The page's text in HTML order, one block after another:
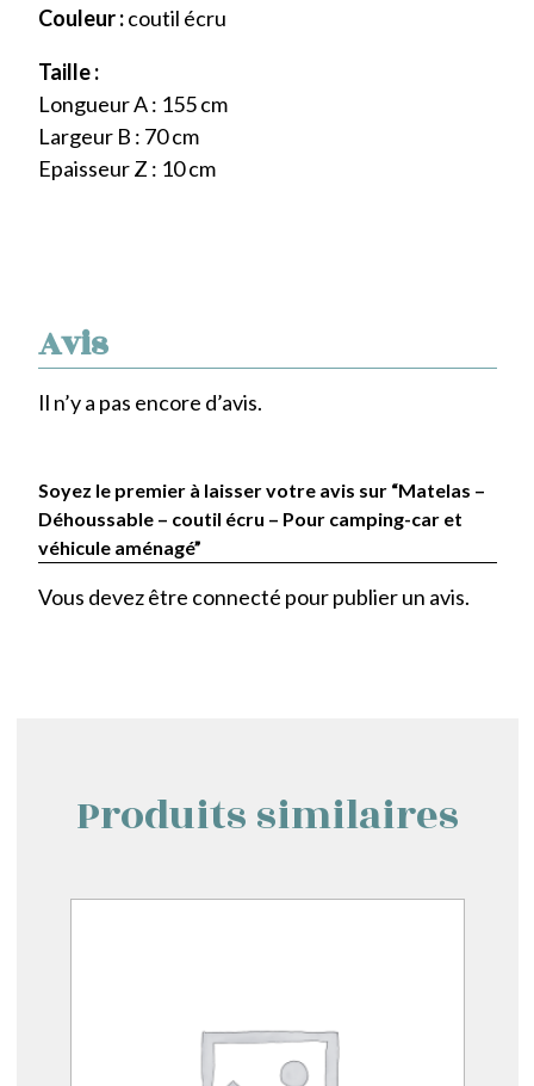
Avis
Il n’y a pas encore d’avis.
Soyez le premier à laisser votre avis sur “Matelas –
Déhoussable – coutil écru – Pour camping-car et
véhicule aménagé”
Vous devez être connecté pour publier un avis.
Couleur :coutil écru
Taille :
Longueur A : 155 cm
Largeur B : 70 cm
Epaisseur Z : 10 cm
Produits similaires